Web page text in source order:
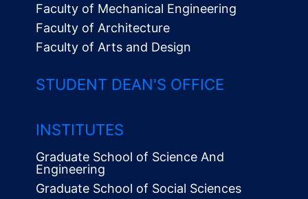
Faculty of Mechanical Engineering
Faculty of Architecture
Faculty of Arts and Design
STUDENT DEAN'S OFFICE
INSTITUTES
Graduate School of Science And
Engineering
Graduate School of Social Sciences